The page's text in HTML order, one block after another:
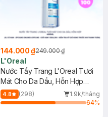
144.000 ₫249.000 ₫
L'Oreal
Nước Tẩy Trang L'Oreal Tươi
Mát Cho Da Dầu, Hỗn Hợp
400ml
4.8 (298)
1.9k/tháng
64%